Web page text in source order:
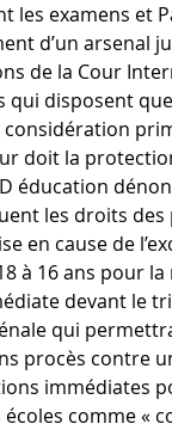
les examens et
d’un arsenal
de la Cour
qui disposent
doit la
éducation
les droits des
en cause de
à 16 ans pour
devant le
qui
procès contre
immédiates
comme «